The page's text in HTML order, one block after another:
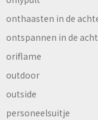
onthaasten in de
ontspannen in de
oriflame
outdoor
outside
personeelsuitje